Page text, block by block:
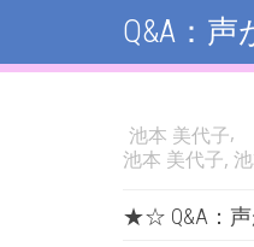
Q&A：
池本 美代子,
池本 美代子,
★☆ Q&A：